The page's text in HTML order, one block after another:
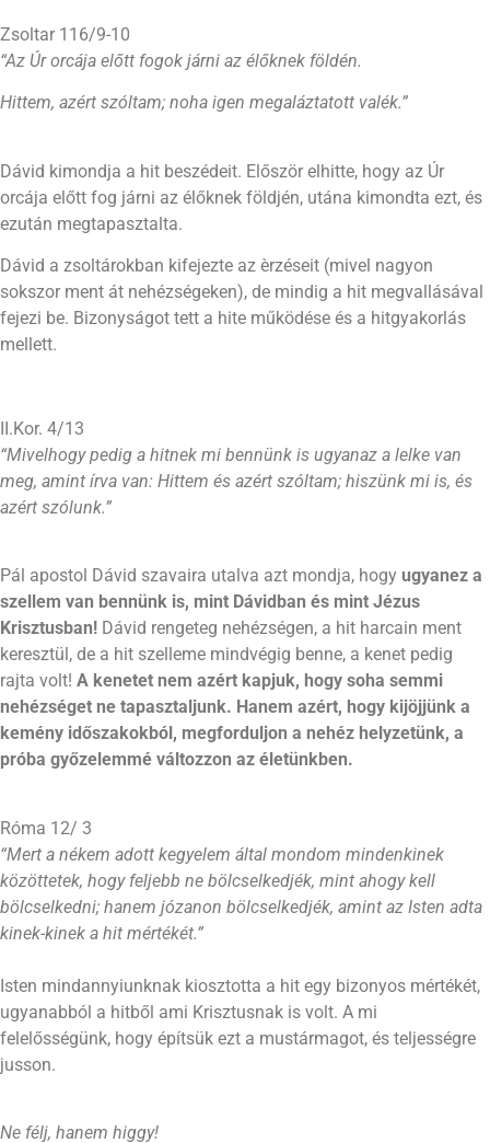
Zsoltar 116/9-10
“Az Úr orcája előtt fogok járni az élőknek földén.
Hittem, azért szóltam; noha igen megaláztatott valék.”
Dávid kimondja a hit beszédeit. Először elhitte, hogy az Úr
orcája előtt fog járni az élőknek földjén, utána kimondta ezt, és
ezután megtapasztalta.
Dávid a zsoltárokban kifejezte az èrzéseit (mivel nagyon
sokszor ment át nehézségeken), de mindig a hit megvallásával
fejezi be. Bizonyságot tett a hite működése és a hitgyakorlás
mellett.
II.Kor. 4/13
“Mivelhogy pedig a hitnek mi bennünk is ugyanaz a lelke van
meg, amint írva van: Hittem és azért szóltam; hiszünk mi is, és
azért szólunk.”
Pál apostol Dávid szavaira utalva azt mondja, hogy ugyanez a
szellem van bennünk is, mint Dávidban és mint Jézus
Krisztusban! Dávid rengeteg nehézségen, a hit harcain ment
keresztül, de a hit szelleme mindvégig benne, a kenet pedig
rajta volt! A kenetet nem azért kapjuk, hogy soha semmi
nehézséget ne tapasztaljunk. Hanem azért, hogy kijöjjünk a
kemény időszakokból, megforduljon a nehéz helyzetünk, a
próba győzelemmé változzon az életünkben.
Róma 12/ 3
“Mert a nékem adott kegyelem által mondom mindenkinek
közöttetek, hogy feljebb ne bölcselkedjék, mint ahogy kell
bölcselkedni; hanem józanon bölcselkedjék, amint az Isten adta
kinek-kinek a hit mértékét.”
Isten mindannyiunknak kiosztotta a hit egy bizonyos mértékét,
ugyanabból a hitből ami Krisztusnak is volt. A mi
felelősségünk, hogy építsük ezt a mustármagot, és teljességre
jusson.
Ne félj, hanem higgy!